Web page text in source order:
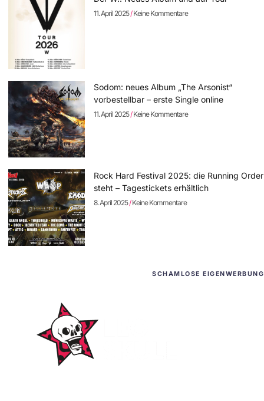
11. April 2025 Keine Kommentare
Sodom: neues Album „The Arsonist“
vorbestellbar – erste Single online
11. April 2025 Keine Kommentare
Rock Hard Festival 2025: die Running Order
steht – Tagestickets erhältlich
8. April 2025 Keine Kommentare
SCHAMLOSE EIGENWERBUNG